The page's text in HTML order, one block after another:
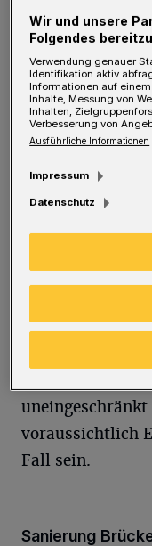
Im zweiten
Nordseite die
der
Bauwerk vor
soll. Zuvor
marode
abgebrochen
eigentliche
aufgebracht
geschützt. Nach
und Radweg
voraussichtlich
Fall sein.
Sanierung
Wir und unsere
Folgendes
Verwendung genauer
Identifikation aktiv
Informationen auf
Inhalte, Messung von
Inhalten,
Verbesserung von
Ausführliche Informationen
Impressum
Datenschutz